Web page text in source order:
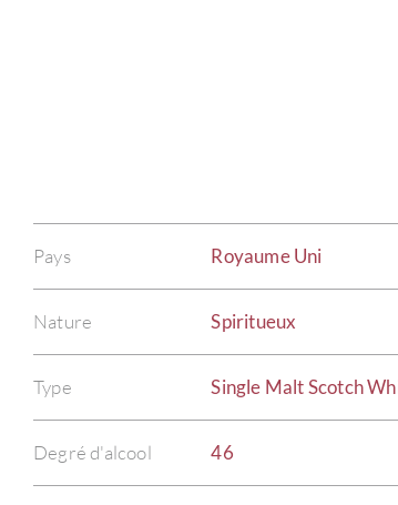
Pays Royaume Uni
Nature Spiritueux
Type Single Malt Scotch
Degré d'alcool 46